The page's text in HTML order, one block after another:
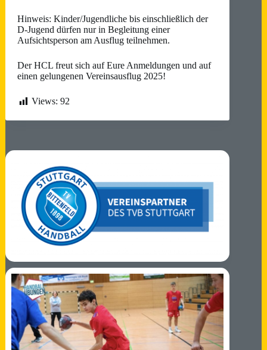
Hinweis: Kinder/Jugendliche bis einschließlich der
D-Jugend dürfen nur in Begleitung einer
Aufsichtsperson am Ausflug teilnehmen.
Der HCL freut sich auf Eure Anmeldungen und auf
einen gelungenen Vereinsausflug 2025!
Views: 92